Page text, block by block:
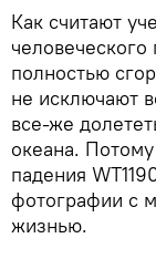
Как считают
полностью
не исключают
все-же
океана.
падения
фотографии с
жизнью.